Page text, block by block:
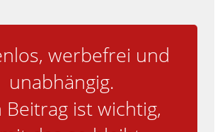
werbefrei und
unabhängig.
Beitrag ist wichtig,